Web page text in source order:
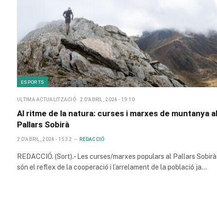
ESPORTS
ULTIMA ACTUALITZACIÓ 2 D'ABRIL, 2024 - 19:10
Al ritme de la natura: curses i marxes de muntanya al
Pallars Sobirà
2 D'ABRIL, 2024 - 15:32 REDACCIÓ
REDACCIÓ. (Sort).- Les curses/marxes populars al Pallars Sobirà
són el reflex de la cooperació i l’arrelament de la població ja…